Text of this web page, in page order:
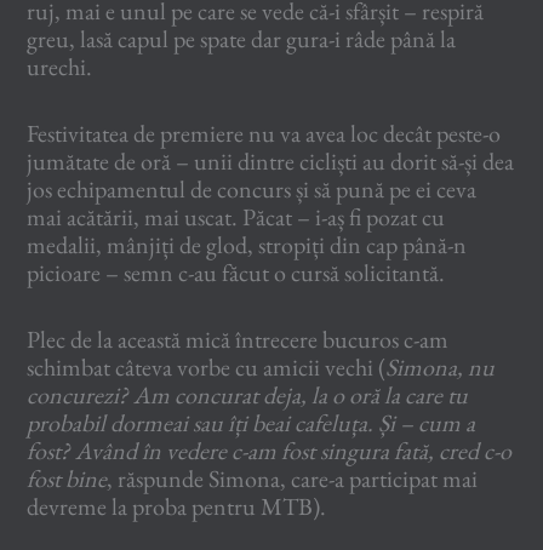
ruj, mai e unul pe care se vede că-i sfârșit – respiră
greu, lasă capul pe spate dar gura-i râde până la
urechi.
Festivitatea de premiere nu va avea loc decât peste-o
jumătate de oră – unii dintre cicliști au dorit să-și dea
jos echipamentul de concurs și să pună pe ei ceva
mai acătării, mai uscat. Păcat – i-aș fi pozat cu
medalii, mânjiți de glod, stropiți din cap până-n
picioare – semn c-au făcut o cursă solicitantă.
Plec de la această mică întrecere bucuros c-am
schimbat câteva vorbe cu amicii vechi (Simona, nu
concurezi?Am concurat deja, la o oră la care tu
probabil dormeai sau îți beai cafeluța. Și – cum a
fost? Având în vedere c-am fost singura fată, cred c-o
fost bine, răspunde Simona, care-a participat mai
devreme la proba pentru MTB).